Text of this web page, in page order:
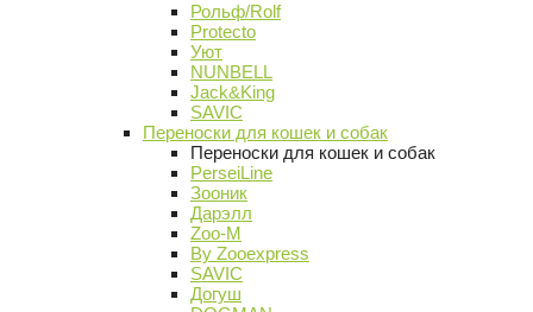
Рольф/Rolf
Protecto
Уют
NUNBELL
Jack&King
SAVIC
Переноски для кошек и собак
Переноски для кошек и собак
PerseiLine
Зооник
Дарэлл
Zoo-M
By Zooexpress
SAVIC
Догуш